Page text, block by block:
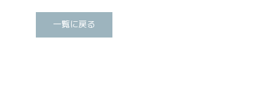
一覧に戻る